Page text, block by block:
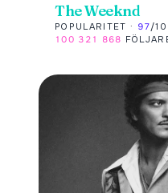
The Weeknd
POPULARITET · 97/
100 321 868